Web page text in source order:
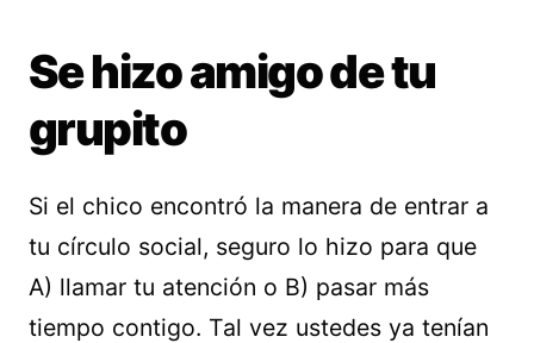
Se hizo amigo de tu
grupito
Si el chico encontró la manera de entrar a
tu círculo social, seguro lo hizo para que
A) llamar tu atención o B) pasar más
tiempo contigo. Tal vez ustedes ya tenían